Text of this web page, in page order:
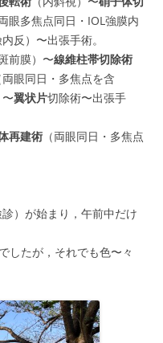
両眼多焦点同日・IOL強膜内
内反）〜出張手術。
前膜）〜線維柱帯切除術
両眼同日・多焦点を含
〜翼状片切除術〜出張手
再建術 （両眼同日・多焦点
）が始まり，午前中だけ
したが，それでも色〜々